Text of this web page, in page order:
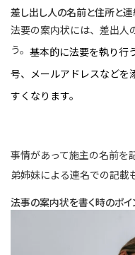
差し出し人の名前と住所と
法要の案内状には、差出人
う。 基本的に法要を執り行
号、メールアドレスなどを
すくなります。
事情があって施主の名前を
弟姉妹による連名での記載
法事の案内状を書く時のポイ